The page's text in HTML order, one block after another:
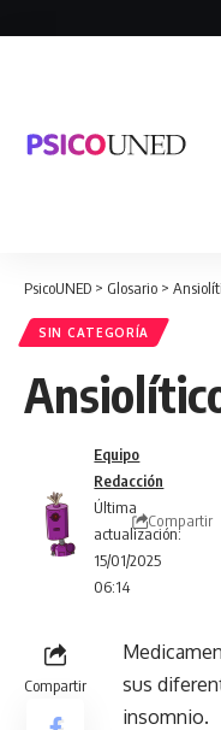
PsicoUNED > Glosario >
SIN CATEGORÍA
Última
actualización:
15/01/2025
06:14
Equipo
Redacción
Compartir
Compartir
sus
insomnio.